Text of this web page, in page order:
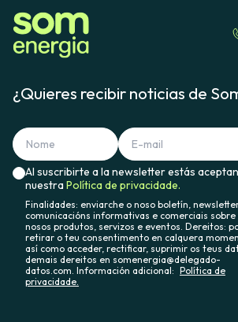
¿Quieres recibir noticias de
Al suscribirte a la newsletter estás
nuestraPolítica de privacidade.
Finalidades: enviarche o noso boletín,
comunicacións informativas e comerciais sobre
nosos produtos, servizos e eventos. Dereitos:
retirar o teu consentimento en calquera
así como acceder, rectificar, suprimir os teus
demais dereitos en somenergia@delegado-
datos.com. Información adicional: Política de
privacidade.